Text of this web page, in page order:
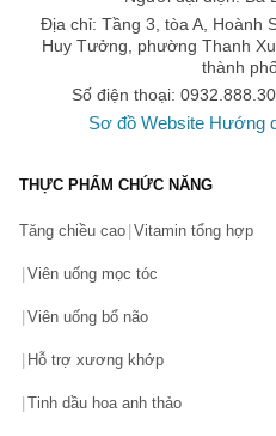
Địa chỉ: Tầng 3, tòa A, Hoành
Huy Tưởng, phường Thanh
thành
Số điện thoại:
Sơ đồ Website Hướng
THỰC PHẨM CHỨC NĂNG
Tăng chiều cao Vitamin tổng hợp
Viên uống mọc tóc
Viên uống bổ não
Hỗ trợ xương khớp
Tinh dầu hoa anh thảo
Số lần áp dụng:
lần
Chỉ áp dụng cho gian hàng:
Ngày hết hạn:
LẤY